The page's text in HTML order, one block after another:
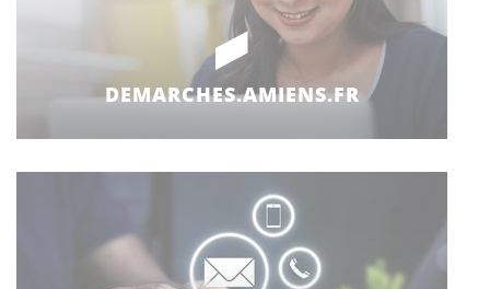
DEMARCHES.AMIENS.FR